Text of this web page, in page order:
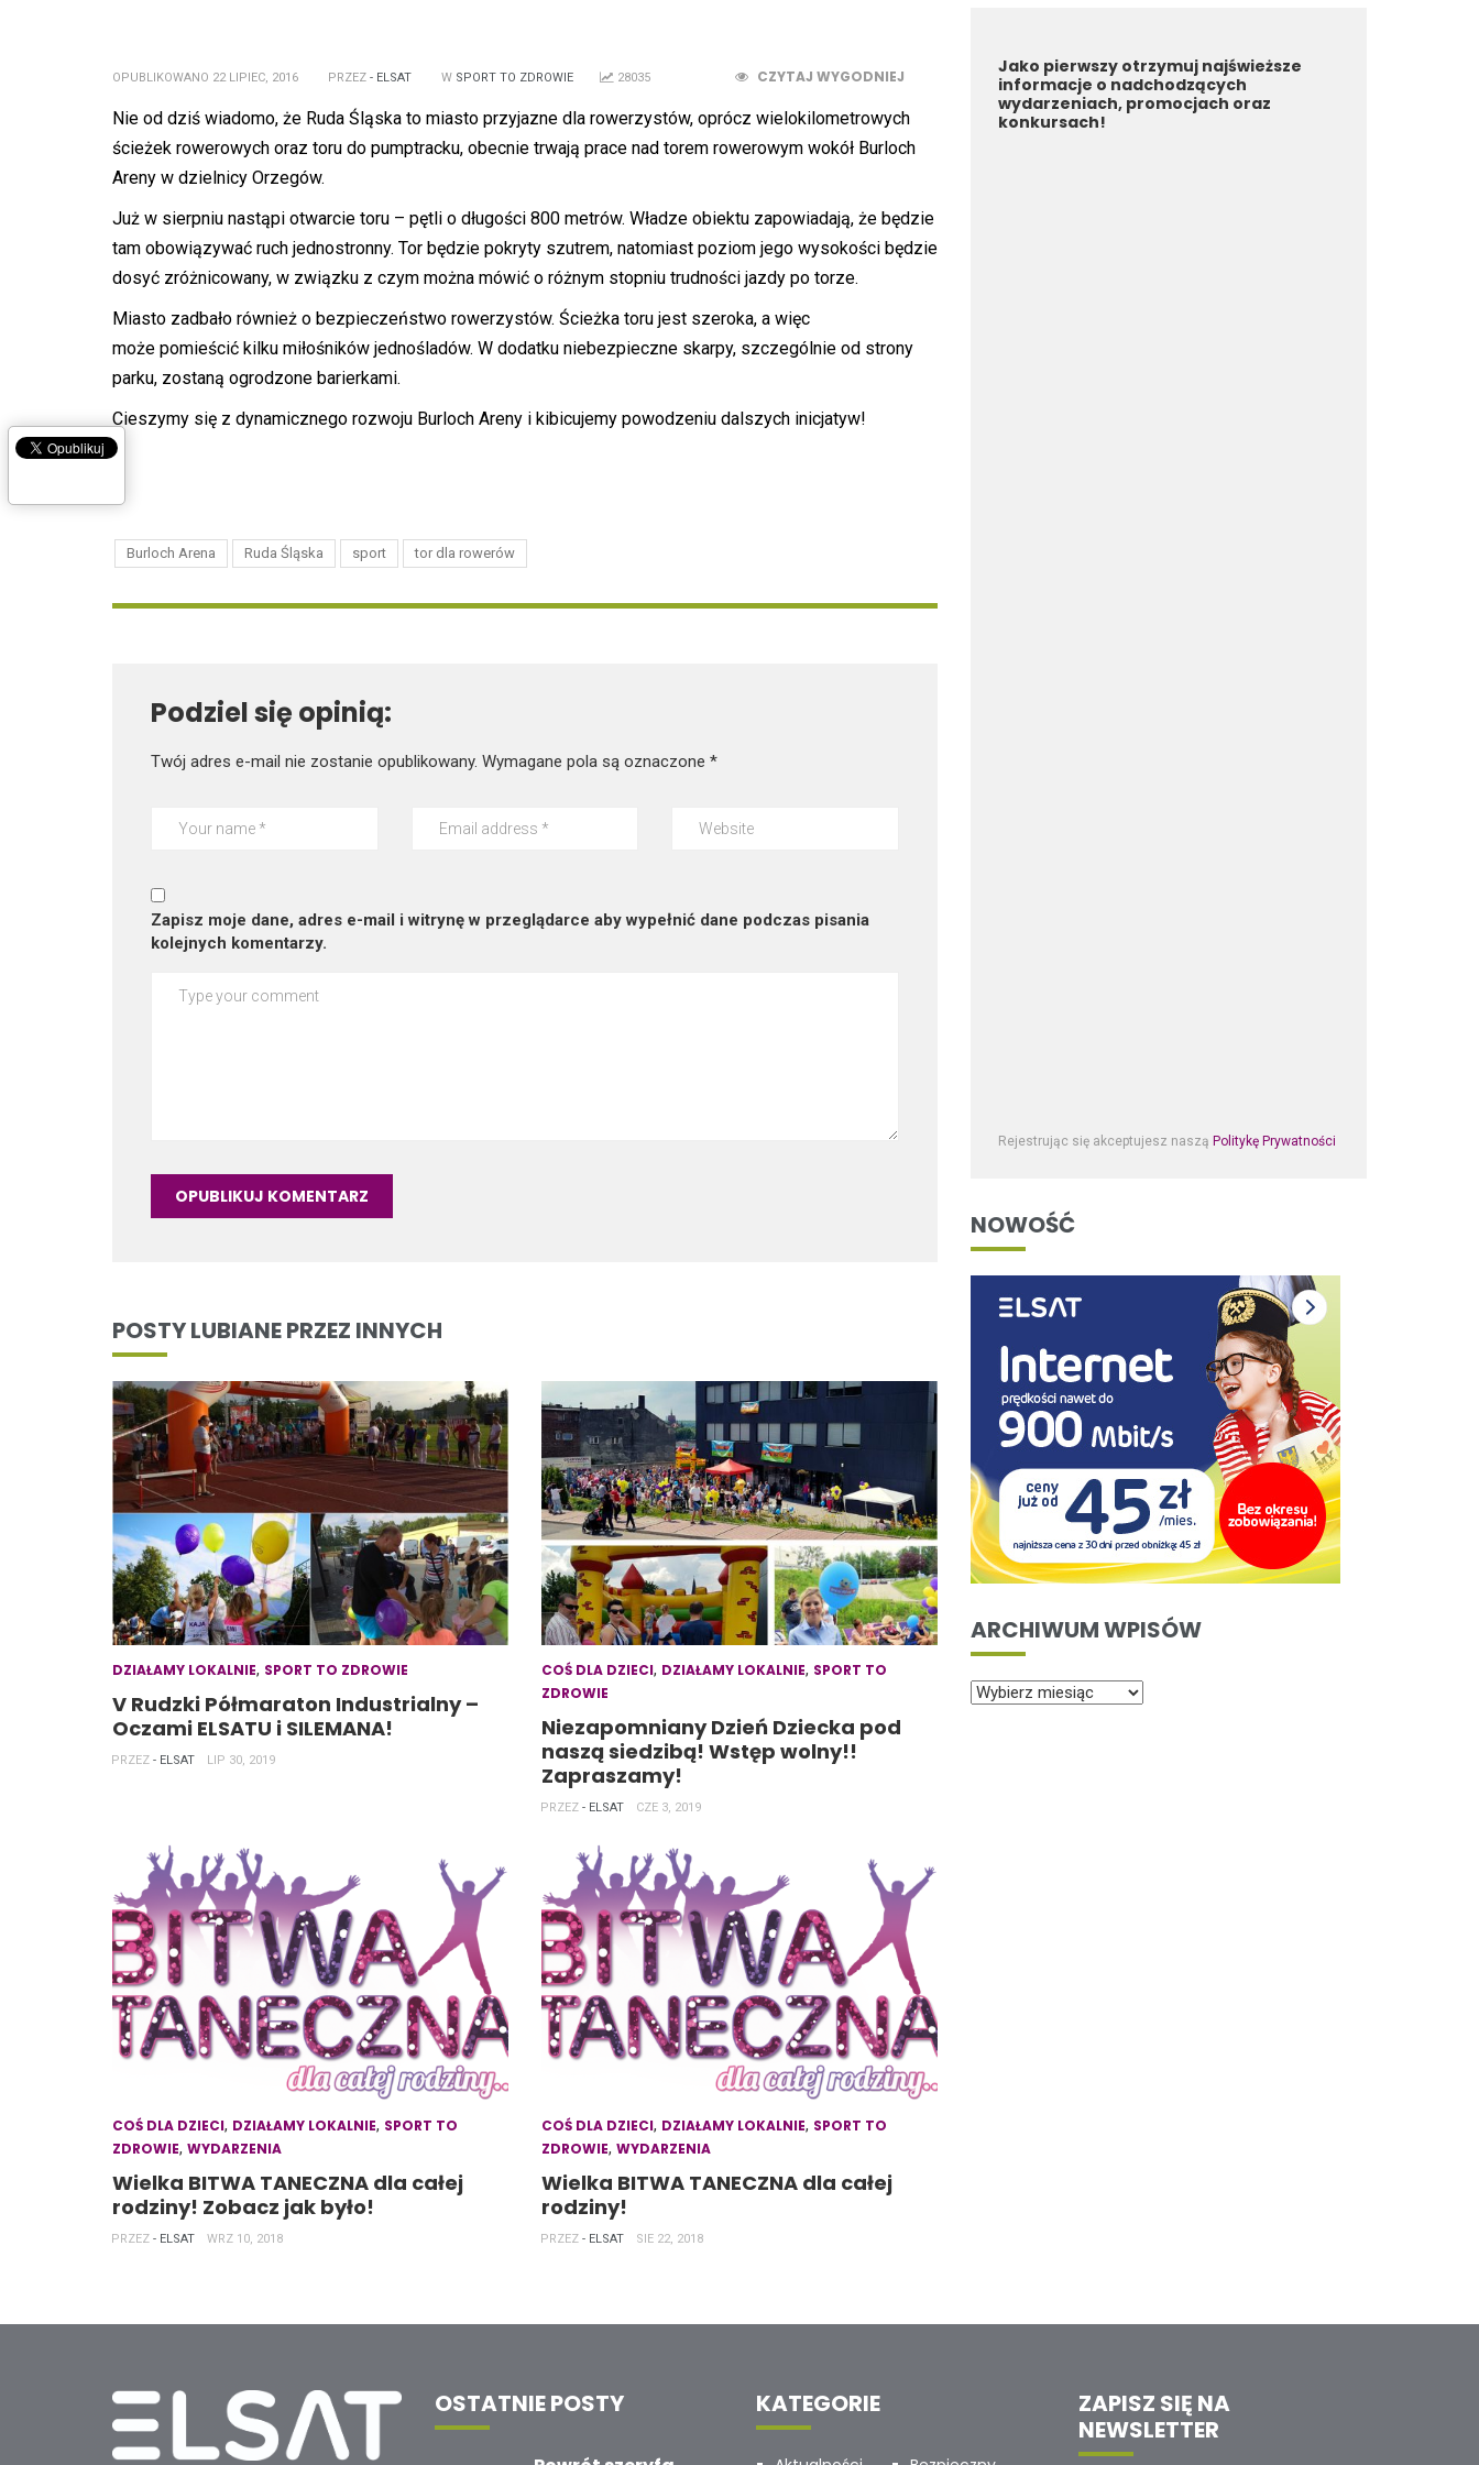
OPUBLIKOWANO 22 LIPIEC, 2016 PRZEZ - ELSAT W SPORT TO ZDROWIE 28035 CZYTAJ WYGODNIEJ
Nie od dziś wiadomo, że Ruda Śląska to miasto przyjazne dla rowerzystów, oprócz wielokilometrowych
ścieżek rowerowych oraz toru do pumptracku, obecnie trwają prace nad torem rowerowym wokół Burloch
Areny w dzielnicy Orzegów.
Już w sierpniu nastąpi otwarcie toru – pętli o długości 800 metrów. Władze obiektu zapowiadają, że będzie
tam obowiązywać ruch jednostronny. Tor będzie pokryty szutrem, natomiast poziom jego wysokości będzie
dosyć zróżnicowany, w związku z czym można mówić o różnym stopniu trudności jazdy po torze.
Miasto zadbało również o bezpieczeństwo rowerzystów. Ścieżka toru jest szeroka, a więc
może pomieścić kilku miłośników jednośladów. W dodatku niebezpieczne skarpy, szczególnie od strony
parku, zostaną ogrodzone barierkami.
Cieszymy się z dynamicznego rozwoju Burloch Areny i kibicujemy powodzeniu dalszych inicjatyw!
Burloch Arena Ruda Śląska sport tor dla rowerów
Podziel się opinią:
Twój adres e-mail nie zostanie opublikowany. Wymagane pola są oznaczone *
Zapisz moje dane, adres e-mail i witrynę w przeglądarce aby wypełnić dane podczas pisania
kolejnych komentarzy.
POSTY LUBIANE PRZEZ INNYCH
DZIAŁAMY LOKALNIE, SPORT TO ZDROWIE
V Rudzki Półmaraton Industrialny –
Oczami ELSATU i SILEMANA!
PRZEZ - ELSAT LIP 30, 2019
COŚ DLA DZIECI, DZIAŁAMY LOKALNIE, SPORT TO
ZDROWIE
Niezapomniany Dzień Dziecka pod
naszą siedzibą! Wstęp wolny!!
Zapraszamy!
PRZEZ - ELSAT CZE 3, 2019
COŚ DLA DZIECI, DZIAŁAMY LOKALNIE, SPORT TO
ZDROWIE, WYDARZENIA
Wielka BITWA TANECZNA dla całej
rodziny! Zobacz jak było!
PRZEZ - ELSAT WRZ 10, 2018
COŚ DLA DZIECI, DZIAŁAMY LOKALNIE, SPORT TO
ZDROWIE, WYDARZENIA
Wielka BITWA TANECZNA dla całej
rodziny!
PRZEZ - ELSAT SIE 22, 2018
Jako pierwszy otrzymuj najświeższe
informacje o nadchodzących
wydarzeniach, promocjach oraz
konkursach!
Rejestrując się akceptujesz naszą Politykę Prywatności
NOWOŚĆ
ARCHIWUM WPISÓW
OSTATNIE POSTY KATEGORIE
ZAPISZ SIĘ NA
NEWSLETTER